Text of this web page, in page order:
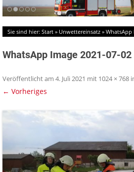
Sie sind hier: Start » Unwettereinsatz » WhatsApp
WhatsApp Image 2021-07-
Veröffentlicht am 4. Juli 2021 mit 1024 × 768
← Vorheriges